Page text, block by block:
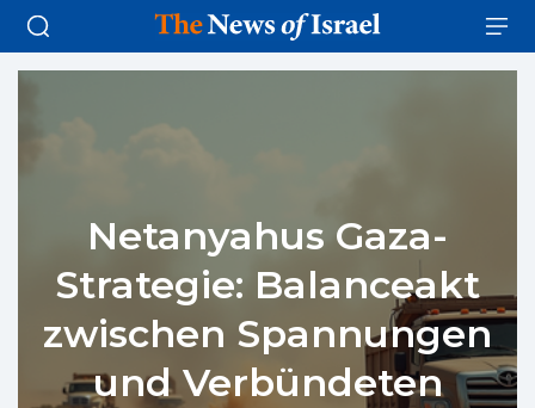
Netanyahus Gaza-
Strategie: Balanceakt
zwischen Spannungen
und Verbündeten